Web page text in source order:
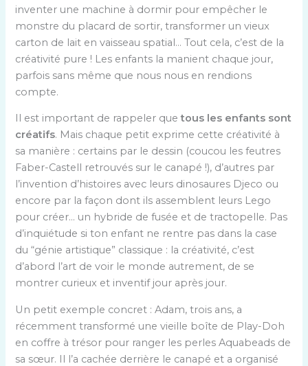
inventer une machine à dormir pour empêcher le
monstre du placard de sortir, transformer un vieux
carton de lait en vaisseau spatial… Tout cela, c’est de la
créativité pure ! Les enfants la manient chaque jour,
parfois sans même que nous nous en rendions
compte.
Il est important de rappeler quetous les enfants sont
créatifs. Mais chaque petit exprime cette créativité à
sa manière : certains par le dessin (coucou les feutres
Faber-Castell retrouvés sur le canapé !), d’autres par
l’invention d’histoires avec leurs dinosaures Djeco ou
encore par la façon dont ils assemblent leurs Lego
pour créer… un hybride de fusée et de tractopelle. Pas
d’inquiétude si ton enfant ne rentre pas dans la case
du “génie artistique” classique : la créativité, c’est
d’abord l’art de voir le monde autrement, de se
montrer curieux et inventif jour après jour.
Un petit exemple concret : Adam, trois ans, a
récemment transformé une vieille boîte de Play-Doh
en coffre à trésor pour ranger les perles Aquabeads de
sa sœur. Il l’a cachée derrière le canapé et a organisé